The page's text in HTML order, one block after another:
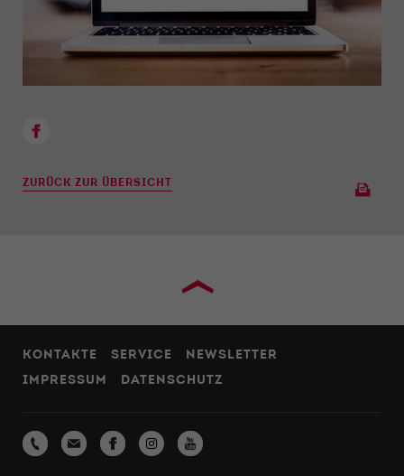
ZURÜCK ZUR ÜBERSICHT
›
KONTAKTE SERVICE
NEWSLETTER
IMPRESSUM
DATENSCHUTZ